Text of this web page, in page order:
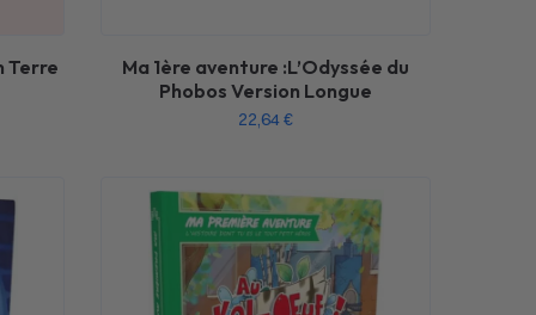
Terre
Ma 1ère aventure :L’Odyssée du
Phobos Version Longue
22,64€